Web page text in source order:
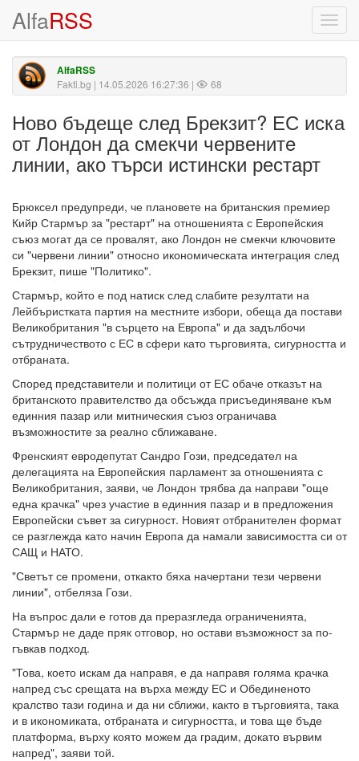
AlfaRSS
AlfaRSS
Fakti.bg | 14.05.2026 16:27:36 | 68
Ново бъдеще след Брекзит? ЕС иска
от Лондон да смекчи червенитe
линии, ако търси истински рестарт
Брюксел предупреди, че плановете на британския премиер
Кийр Стармър за "рестарт" на отношенията с Европейския
съюз могат да се провалят, ако Лондон не смекчи ключовите
си "червени линии" относно икономическата интеграция след
Брекзит, пише "Политико".
Стармър, който е под натиск след слабите резултати на
Лейбъристката партия на местните избори, обеща да постави
Великобритания "в сърцето на Европа" и да задълбочи
сътрудничеството с ЕС в сфери като търговията, сигурността и
отбраната.
Според представители и политици от ЕС обаче отказът на
британското правителство да обсъжда присъединяване към
единния пазар или митническия съюз ограничава
възможностите за реално сближаване.
Френският евродепутат Сандро Гози, председател на
делегацията на Европейския парламент за отношенията с
Великобритания, заяви, че Лондон трябва да направи "още
една крачка" чрез участие в единния пазар и в предложения
Европейски съвет за сигурност. Новият отбранителен формат
се разглежда като начин Европа да намали зависимостта си от
САЩ и НАТО.
"Светът се промени, откакто бяха начертани тези червени
линии", отбеляза Гози.
На въпрос дали е готов да преразгледа ограниченията,
Стармър не даде пряк отговор, но остави възможност за по-
гъвкав подход.
"Това, което искам да направя, е да направя голяма крачка
напред със срещата на върха между ЕС и Обединеното
кралство тази година и да ни сближи, както в търговията, така
и в икономиката, отбраната и сигурността, и това ще бъде
платформа, върху която можем да градим, докато вървим
напред", заяви той.